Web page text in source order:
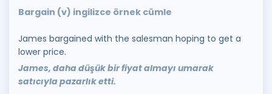
Bargain (v) ingilizce örnek cümle
James bargained with the salesman hoping to get a
lower price.
James, daha düşük bir fiyat almayı umarak
satıcıyla pazarlık etti.